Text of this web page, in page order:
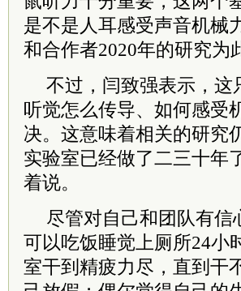
是不是人耳感受声音机械
和合作者2020年的研究为
不过，闫致强表示，这
听觉怎么传导、如何感受
决。这意味着相关的研究
实验室已经做了二三十年
着说。
尽管对自己和团队有
可以吃饭睡觉上厕所24小
室干到精疲力尽，直到干